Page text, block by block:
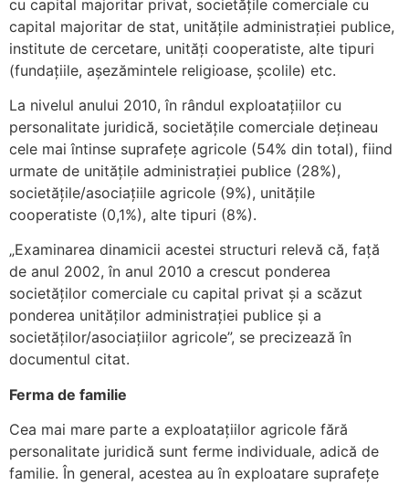
cu capital majoritar privat, societăţile comerciale cu
capital majoritar de stat, unităţile administraţiei publice,
institute de cercetare, unităţi cooperatiste, alte tipuri
(fundaţiile, aşezămintele religioase, şcolile) etc.
La nivelul anului 2010, în rândul exploatațiilor cu
personalitate juridică, societățile comerciale dețineau
cele mai întinse suprafețe agricole (54% din total), fiind
urmate de unităţile administraţiei publice (28%),
societăţile/asociaţiile agricole (9%), unităţile
cooperatiste (0,1%), alte tipuri (8%).
„Examinarea dinamicii acestei structuri relevă că, faţă
de anul 2002, în anul 2010 a crescut ponderea
societăţilor comerciale cu capital privat şi a scăzut
ponderea unităţilor administraţiei publice şi a
societăţilor/asociaţiilor agricole”, se precizează în
documentul citat.
Ferma de familie
Cea mai mare parte a exploatațiilor agricole fără
personalitate juridică sunt ferme individuale, adică de
familie. În general, acestea au în exploatare suprafețe